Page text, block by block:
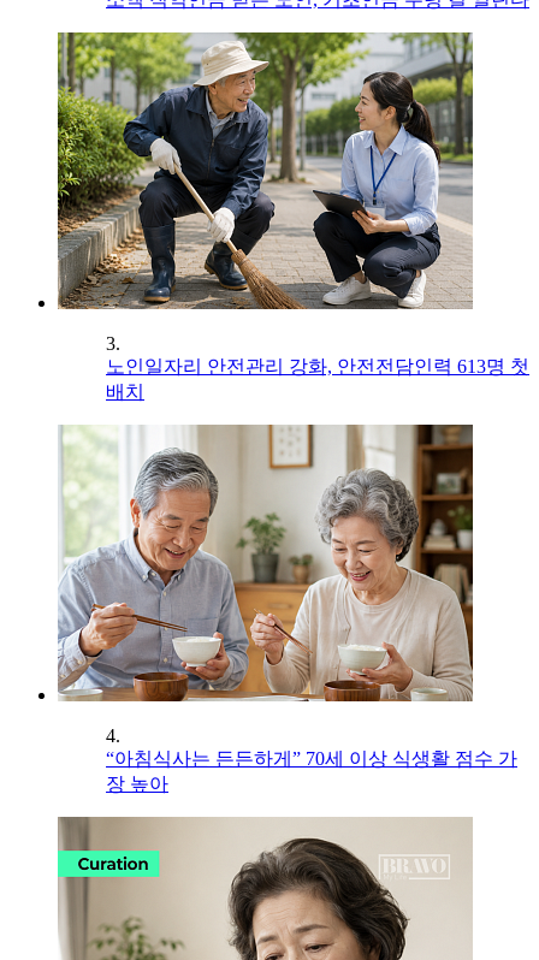
3.
노인일자리 안전관리 강화, 안전전담인력 613명 첫
배치
4.
“아침식사는 든든하게” 70세 이상 식생활 점수 가
장 높아